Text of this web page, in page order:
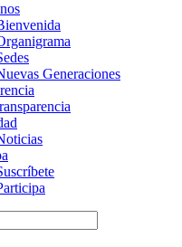
Generaciones